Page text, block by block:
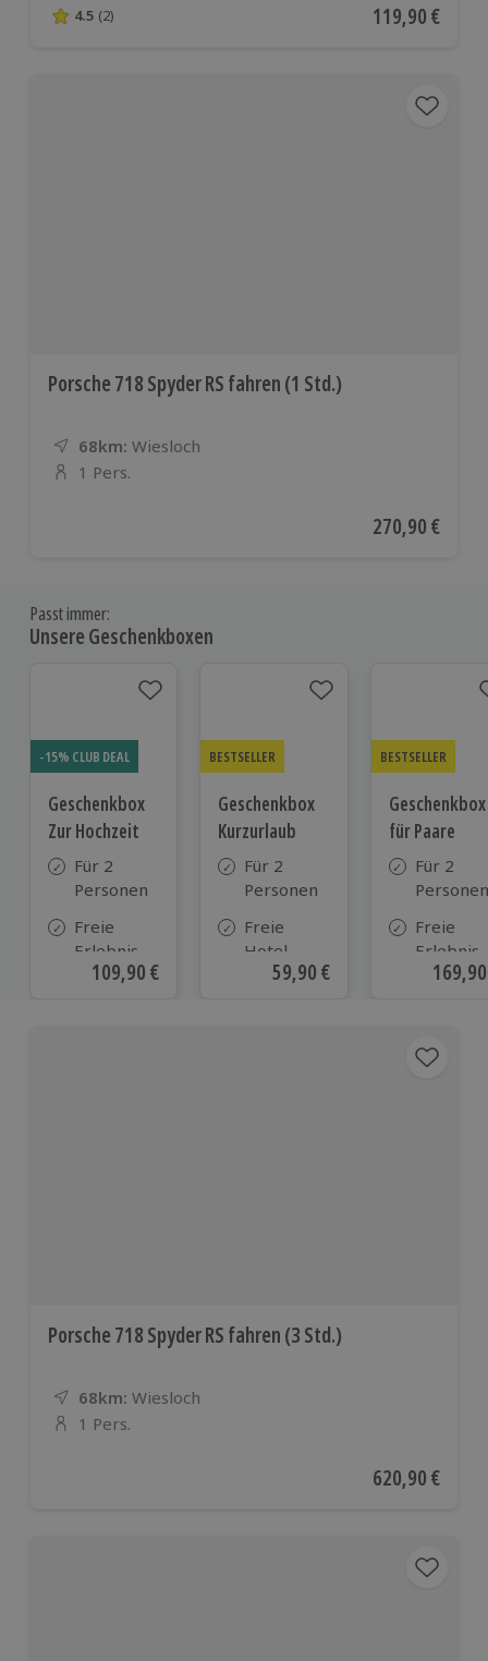
4.5 von 5 Sternen basierend auf 2 Bewertungen
4.5 (2) Aktueller Preis
119,90 €
Porsche 718 Spyder RS fahren (1 Std.)
68km: Entfernung
Standort
Wiesloch
Anzahl der Teilnehmer
1 Pers.
Aktueller Preis
270,90 €
Passt immer:
Unsere Geschenkboxen
-15% CLUB DEAL
Geschenkbox
Zur Hochzeit
Für 2
Personen
Freie
Erlebnis-
Auswahl
Aktueller Preis
109,90 €
BESTSELLER
Geschenkbox
Kurzurlaub
Für 2
Personen
Freie
Hotel-
Auswahl
Aktueller Preis
59,90 €
BESTSELLER
Geschenkbox
für Paare
Für 2
Personen
Freie
Erlebnis-
Auswahl
Porsche 718 Spyder RS fahren (3 Std.)
68km: Entfernung
Standort
Wiesloch
Anzahl der Teilnehmer
1 Pers.
Aktueller Preis
620,90 €